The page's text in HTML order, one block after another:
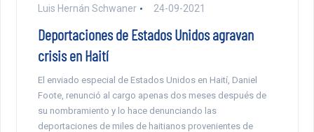
Luis Hernán Schwaner 24-09-2021
Deportaciones de Estados Unidos agravan
crisis en Haití
El enviado especial de Estados Unidos en Haití, Daniel
Foote, renunció al cargo apenas dos meses después de
su nombramiento y lo hace denunciando las
deportaciones de miles de haitianos provenientes de